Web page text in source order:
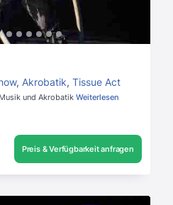
, Akrobatik, Tissue Act
und Akrobatik Weiterlesen
Preis & Verfügbarkeit anfragen